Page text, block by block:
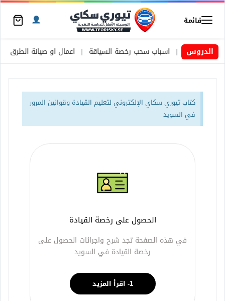
قائمة
الدروس
سحب رخصة السياقة | اعمال او صيانة الطرق | الأطارات الصيفية
كتاب تيوري سكاي الإلكتروني لتعليم القيادة وقوانين المرور
في السويد
الحصول على رخصة القيادة
في هذه الصفحة تجد شرح واجرائات الحصول على
رخصة القيادة في السويد
1- اقرأ المزيد